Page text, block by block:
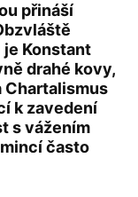
přináší
Konstant
drahé kovy,
Chartalismus
k zavedení
s vážením
často